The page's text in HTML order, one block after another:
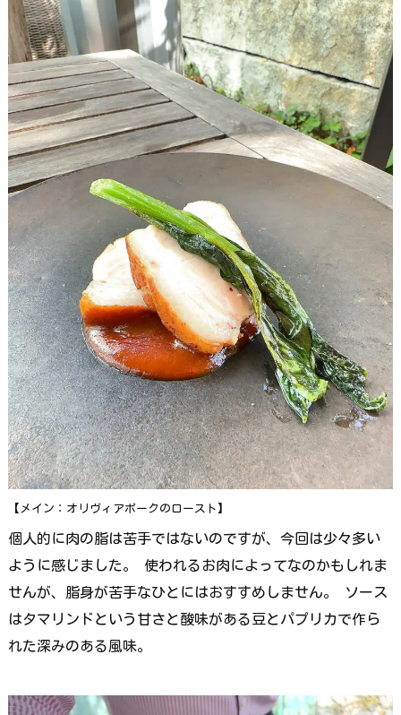
【メイン：オリヴィアポークのロースト】
個人的に肉の脂は苦手ではないのですが、今回は少々多い
ように感じました。 使われるお肉によってなのかもしれま
せんが、脂身が苦手なひとにはおすすめしません。 ソース
はタマリンドという甘さと酸味がある豆とパプリカで作ら
れた深みのある風味。